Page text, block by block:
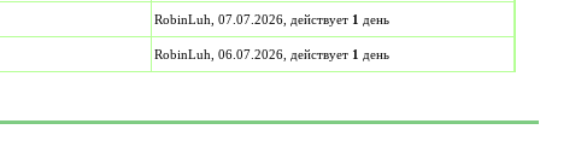
RobinLuh, 07.07.2026, действует 1 день
RobinLuh, 06.07.2026, действует 1 день